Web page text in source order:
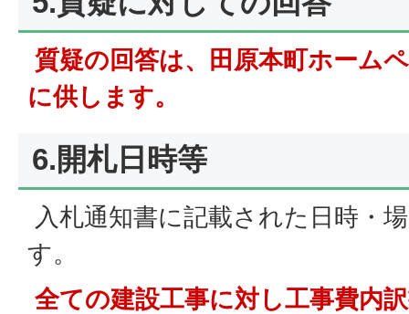
質疑の回答は、田原本町ホーム
に供します。
6.開札日時等
入札通知書に記載された日時・
す。
全ての建設工事に対し工事費内